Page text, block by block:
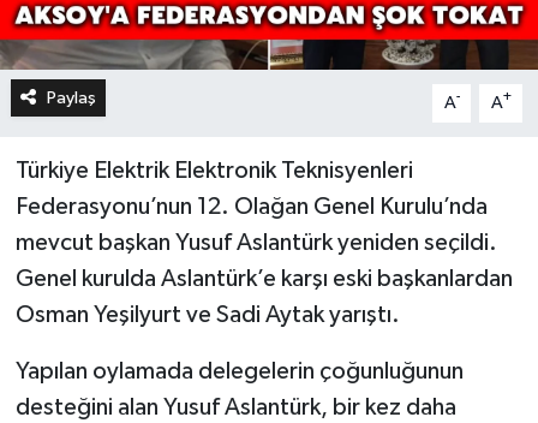
Paylaş A- A+
Türkiye Elektrik Elektronik Teknisyenleri
Federasyonu’nun 12. Olağan Genel Kurulu’nda
mevcut başkan Yusuf Aslantürk yeniden seçildi.
Genel kurulda Aslantürk’e karşı eski başkanlardan
Osman Yeşilyurt ve Sadi Aytak yarıştı.
Yapılan oylamada delegelerin çoğunluğunun
desteğini alan Yusuf Aslantürk, bir kez daha